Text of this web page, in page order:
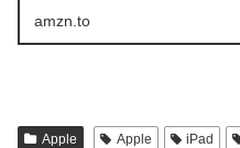
amzn.to
Apple Apple iPad